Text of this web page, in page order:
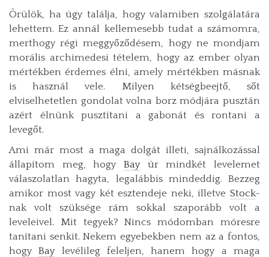
Örülök, ha úgy találja, hogy valamiben szolgálatára
lehettem. Ez annál kellemesebb tudat a számomra,
merthogy régi meggyőződésem, hogy ne mondjam
morális archimedesi tételem, hogy az ember olyan
mértékben érdemes élni, amely mértékben másnak
is használ vele. Milyen kétségbeejtő, sőt
elviselhetetlen gondolat volna borz módjára pusztán
azért élnünk pusztítani a gabonát és rontani a
levegőt.
Ami már most a maga dolgát illeti, sajnálkozással
állapítom meg, hogy Bay úr mindkét levelemet
válaszolatlan hagyta, legalábbis mindeddig. Bezzeg
amikor most vagy két esztendeje neki, illetve Stock-
nak volt szüksége rám sokkal szaporább volt a
leveleivel. Mit tegyek? Nincs módomban móresre
tanítani senkit. Nekem egyebekben nem az a fontos,
hogyBay levélileg feleljen, hanem hogy a maga